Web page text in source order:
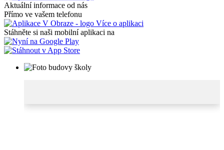
Aktuální informace od nás
Přímo ve vašem telefonu
Více o aplikaci
Stáhněte si naši mobilní aplikaci na